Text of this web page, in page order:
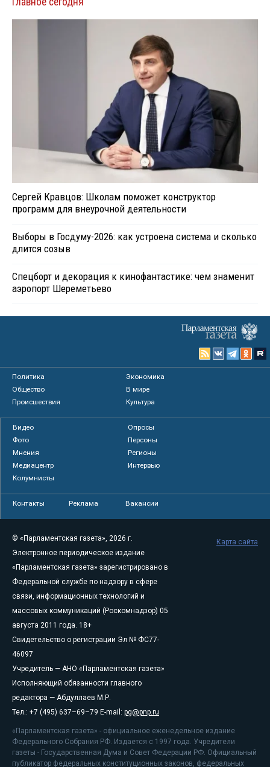
Сергей Кравцов: Школам поможет конструктор
программ для внеурочной деятельности
Выборы в Госдуму-2026: как устроена система и сколько
длится созыв
Спецборт и декорация к кинофантастике: чем знаменит
аэропорт Шереметьево
Политика
Экономика
Общество
В мире
Происшествия
Культура
Видео
Опросы
Фото
Персоны
Мнения
Регионы
Медиацентр
Интервью
Колумнисты
Контакты Реклама Вакансии
© «Парламентская газета», 2026 г.
Электронное периодическое издание
«Парламентская газета» зарегистрировано в
Федеральной службе по надзору в сфере
связи, информационных технологий и
массовых коммуникаций (Роскомнадзор) 05
августа 2011 года. 18+
Свидетельство о регистрации Эл № ФС77-
46097
Учредитель — АНО «Парламентская газета»
Исполняющий обязанности главного
редактора — Абдуллаев М.Р.
Тел.: +7 (495) 637–69–79 E-mail: pg@pnp.ru
«Парламентская газета» - официальное еженедельное издание
Федерального Собрания РФ. Издается с 1997 года. Учредители
газеты - Государственная Дума и Совет Федерации РФ. Официальный
публикатор федеральных конституционных законов, федеральных
Карта сайта